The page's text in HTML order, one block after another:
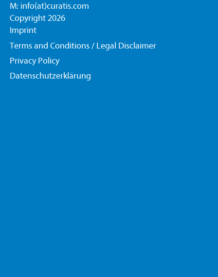
M: info(at)curatis.com
Copyright 2026
Imprint
Terms and Conditions / Legal Disclaimer
Privacy Policy
Datenschutzerklärung